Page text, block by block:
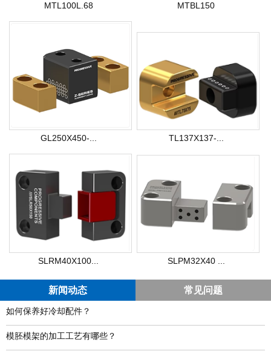
MTL100L.68 MTBL150
GL250X450-... TL137X137-...
SLRM40X100... SLPM32X40 ...
新闻动态 常见问题
如何保养好冷却配件？
模胚模架的加工工艺有哪些？